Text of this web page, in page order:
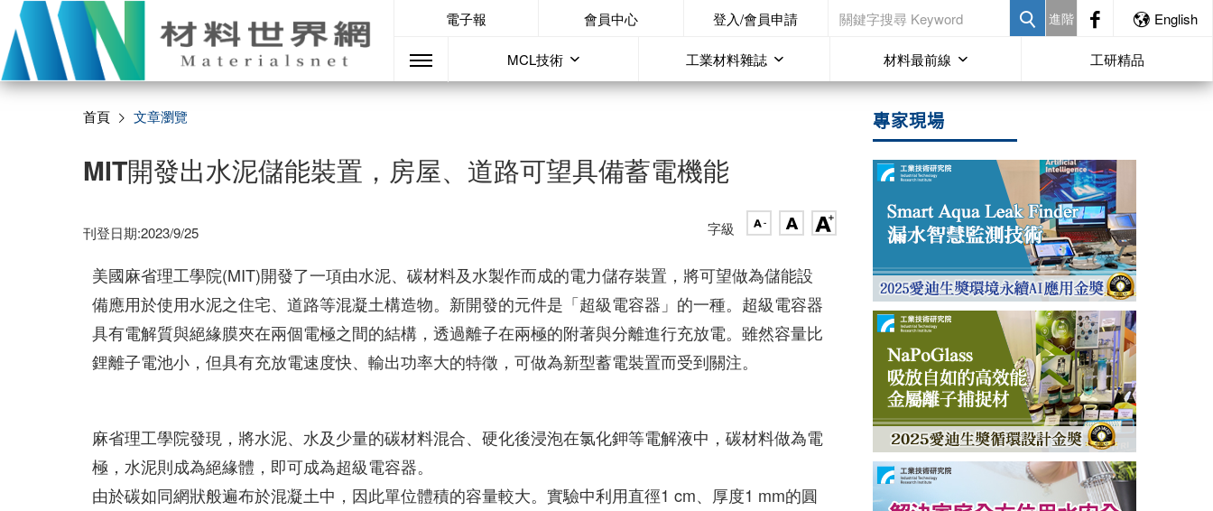
電子報 會員中心 登入/會員申請 進階 English
MCL技術 工業材料雜誌 材料最前線 工研精品
首頁 文章瀏覽
MIT開發出水泥儲能裝置，房屋、道路可望具備蓄電機能
刊登日期:2023/9/25 字級
美國麻省理工學院(MIT)開發了一項由水泥、碳材料及水製作而成的電力儲存裝置，將可望做為儲能設
備應用於使用水泥之住宅、道路等混凝土構造物。新開發的元件是「超級電容器」的一種。超級電容器
具有電解質與絕緣膜夾在兩個電極之間的結構，透過離子在兩極的附著與分離進行充放電。雖然容量比
鋰離子電池小，但具有充放電速度快、輸出功率大的特徵，可做為新型蓄電裝置而受到關注。
麻省理工學院發現，將水泥、水及少量的碳材料混合、硬化後浸泡在氯化鉀等電解液中，碳材料做為電
極，水泥則成為絕緣體，即可成為超級電容器。
由於碳如同網狀般遍布於混凝土中，因此單位體積的容量較大。實驗中利用直徑1 cm、厚度1 mm的圓
專家現場